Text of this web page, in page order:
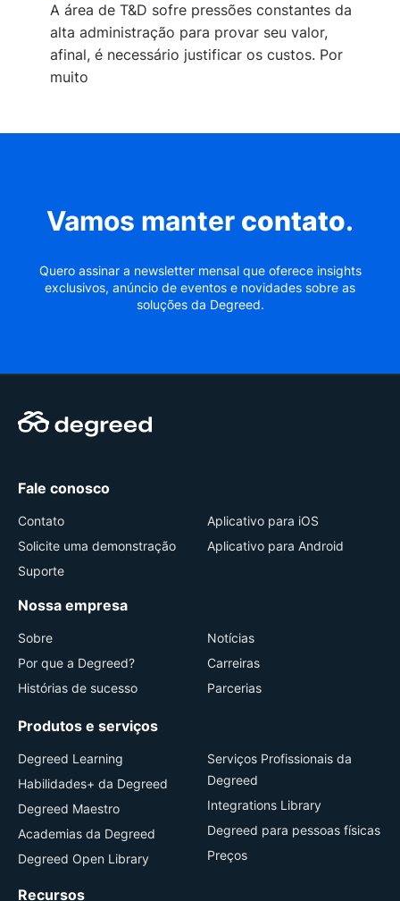
A área de T&D sofre pressões constantes da
alta administração para provar seu valor,
afinal, é necessário justificar os custos. Por
muito
Vamos manter contato.
Quero assinar a newsletter mensal que oferece insights
exclusivos, anúncio de eventos e novidades sobre as
soluções da Degreed.
Fale conosco
Contato
Solicite uma demonstração
Suporte
Aplicativo para iOS
Aplicativo para Android
Nossa empresa
Sobre
Por que a Degreed?
Histórias de sucesso
Notícias
Carreiras
Parcerias
Produtos e serviços
Degreed Learning
Habilidades+ da Degreed
Degreed Maestro
Academias da Degreed
Degreed Open Library
Serviços Profissionais da
Degreed
Integrations Library
Degreed para pessoas físicas
Preços
Recursos